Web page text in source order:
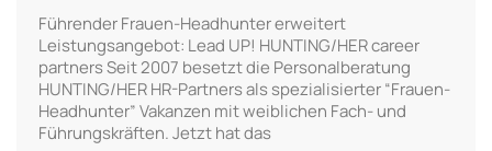
Führender Frauen-Headhunter erweitert
Leistungsangebot: Lead UP! HUNTING/HER career
partners Seit 2007 besetzt die Personalberatung
HUNTING/HER HR-Partners als spezialisierter “Frauen-
Headhunter” Vakanzen mit weiblichen Fach- und
Führungskräften. Jetzt hat das